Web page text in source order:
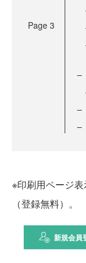
Page 3
※印刷用ページ
（登録無料）。
新規会員